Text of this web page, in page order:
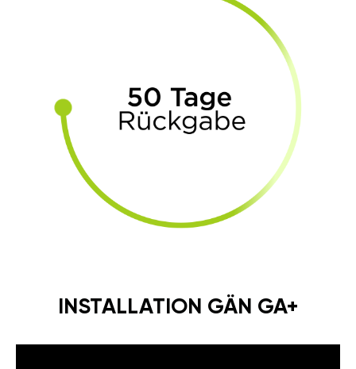
INSTALLATION GÄN GA+